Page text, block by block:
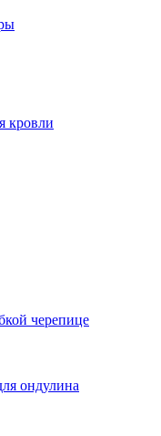
кровли
черепице
ондулина